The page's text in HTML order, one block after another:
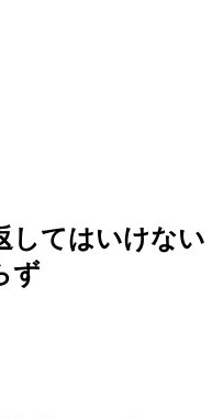
してはいけない
ず